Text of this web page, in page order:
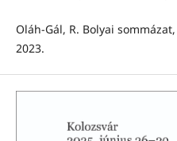
Oláh-Gál, R. Bolyai
2023.